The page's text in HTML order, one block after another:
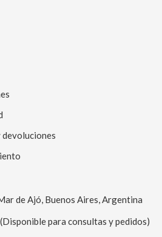
devoluciones
de Ajó, Buenos Aires, Argentina
para consultas y pedidos)